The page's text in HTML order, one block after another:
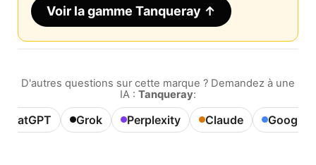
Voir la gamme Tanqueray ↑
D'autres questions sur cette marque ? Demandez à une
IA : Tanqueray:
ChatGPT Grok Perplexity Claude Google